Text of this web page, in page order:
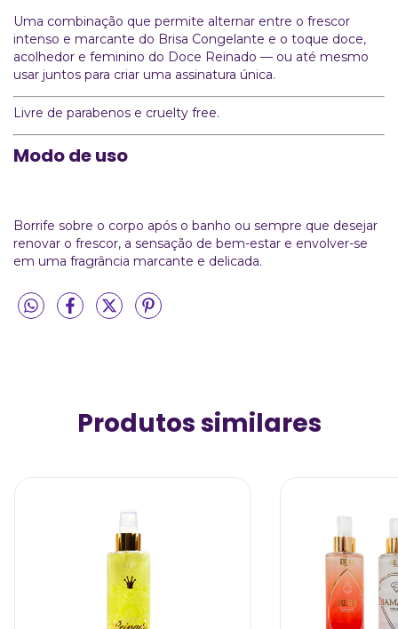
Uma combinação que permite alternar entre o frescor
intenso e marcante do Brisa Congelante e o toque doce,
acolhedor e feminino do Doce Reinado — ou até mesmo
usar juntos para criar uma assinatura única.
Livre de parabenos e cruelty free.
Modo de uso
Borrife sobre o corpo após o banho ou sempre que desejar
renovar o frescor, a sensação de bem-estar e envolver-se
em uma fragrância marcante e delicada.
Produtos similares